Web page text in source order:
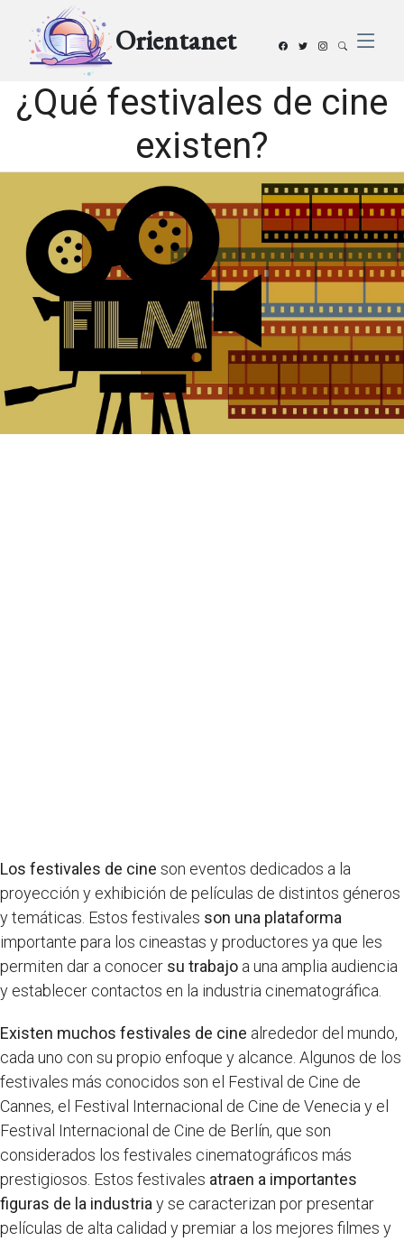
Orientanet
¿Qué festivales de cine
existen?
Los festivales de cine son eventos dedicados a la
proyección y exhibición de películas de distintos géneros
y temáticas. Estos festivales son una plataforma
importante para los cineastas y productores ya que les
permiten dar a conocer su trabajo a una amplia audiencia
y establecer contactos en la industria cinematográfica.
Existen muchos festivales de cine alrededor del mundo,
cada uno con su propio enfoque y alcance. Algunos de los
festivales más conocidos son el Festival de Cine de
Cannes, el Festival Internacional de Cine de Venecia y el
Festival Internacional de Cine de Berlín, que son
considerados los festivales cinematográficos más
prestigiosos. Estos festivales atraen a importantes
figuras de la industria y se caracterizan por presentar
películas de alta calidad y premiar a los mejores filmes y